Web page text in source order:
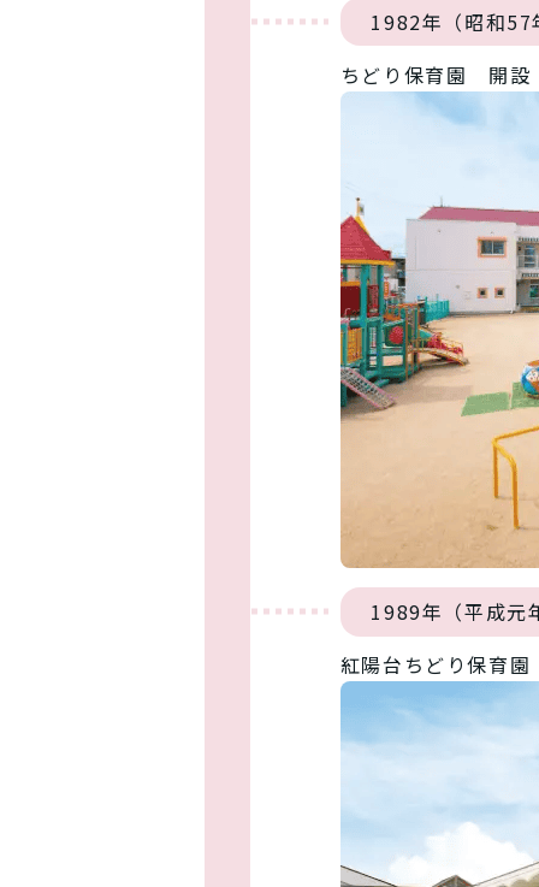
1982年（昭和57
ちどり保育園 開設
1989年（平成元
紅陽台ちどり保育